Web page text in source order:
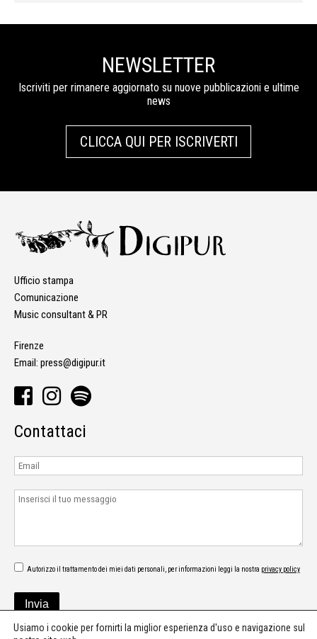
NEWSLETTER
Iscriviti per rimanere aggiornato su nuove pubblicazioni e ultime
news
CLICCA QUI PER ISCRIVERTI
Ufficio stampa
Comunicazione
Music consultant & PR
Firenze
Email: press@digipur.it
Contattaci
Autorizzo il trattamento dei miei dati personali, per informazioni leggi la nostra privacy policy
Usiamo i cookie per fornirti la miglior esperienza d'uso e navigazione sul